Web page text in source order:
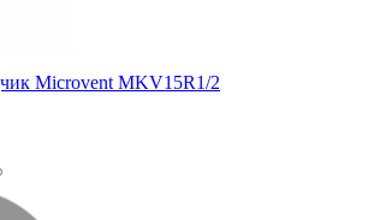
Microvent MKV15R1/2